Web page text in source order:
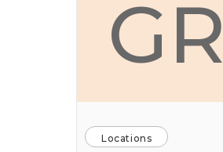
GR
Locations